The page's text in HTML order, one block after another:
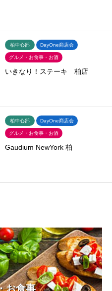
柏中心部 DayOne商店会
グルメ・お食事・お酒
いきなり！ステーキ 柏店
柏中心部 DayOne商店会
グルメ・お食事・お酒
Gaudium NewYork 柏
お食事